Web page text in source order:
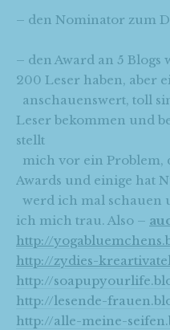
– den Nominator zum
– den Award an 5 Blogs
200 Leser haben, aber
anschauenswert, toll
Leser bekommen und
stellt
mich vor ein Problem,
Awards und einige hat
werd ich mal schauen
ich mich trau. Also –
http://
http://zydies-
http://
http://lesende-
http://alle-meine-